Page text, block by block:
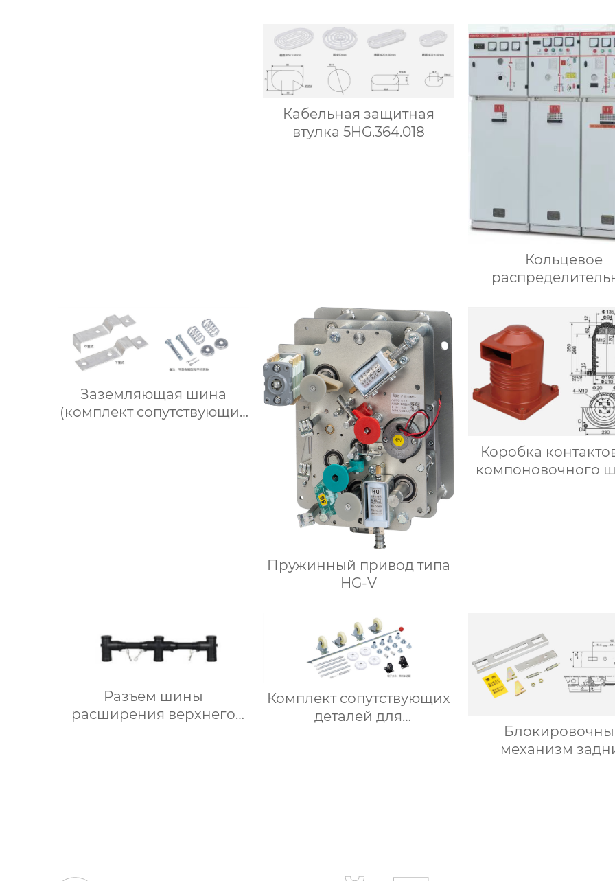
Кабельная защитная
втулка 5HG.364.018
Кольцевое
тока блочного
металлическом
Заземляющая шина
(комплект сопутствующих
Пружинный привод типа
HG-V
Коробка
компоновочного
Разъем шины
расширения верхнего
Комплект сопутствующих
деталей для
механизм